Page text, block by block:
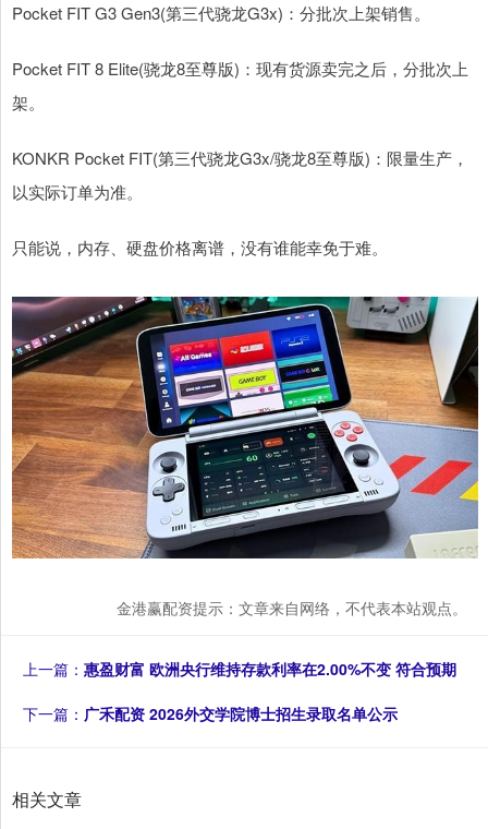
Pocket FIT G3 Gen3(第三代骁龙G3x)：分批次上架销售。
Pocket FIT 8 Elite(骁龙8至尊版)：现有货源卖完之后，分批次上
架。
KONKR Pocket FIT(第三代骁龙G3x/骁龙8至尊版)：限量生产，
以实际订单为准。
只能说，内存、硬盘价格离谱，没有谁能幸免于难。
金港赢配资提示：文章来自网络，不代表本站观点。
上一篇： 惠盈财富 欧洲央行维持存款利率在2.00%不变 符合预期
下一篇： 广禾配资 2026外交学院博士招生录取名单公示
相关文章